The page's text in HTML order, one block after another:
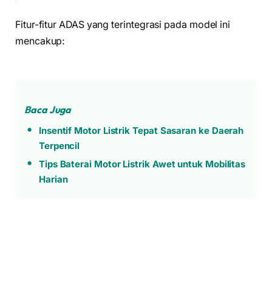
Fitur-fitur ADAS yang terintegrasi pada model ini
mencakup:
Baca Juga
Insentif Motor Listrik Tepat Sasaran ke Daerah
Terpencil
Tips Baterai Motor Listrik Awet untuk Mobilitas
Harian